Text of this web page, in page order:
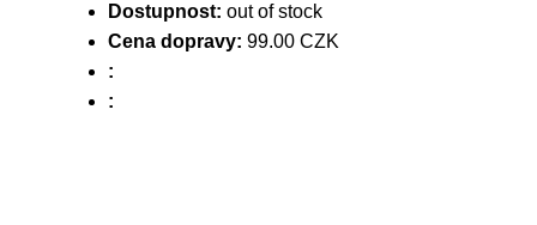
Dostupnost: out of stock
Cena dopravy: 99.00 CZK
:
: